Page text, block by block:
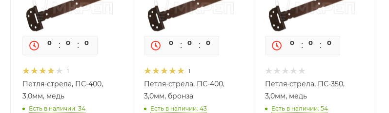
0 0 0
1
Петля-стрела, ПС-400,
3,0мм, медь
Есть в наличии: 34
0 0 0
1
Петля-стрела, ПС-400,
3,0мм, бронза
Есть в наличии: 43
0 0 0
Петля-стрела, ПС-350,
3,0мм, медь
Есть в наличии: 54